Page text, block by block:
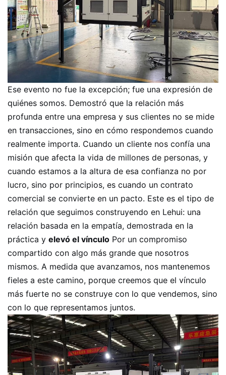
Ese evento no fue la excepción; fue una expresión de
quiénes somos. Demostró que la relación más
profunda entre una empresa y sus clientes no se mide
en transacciones, sino en cómo respondemos cuando
realmente importa. Cuando un cliente nos confía una
misión que afecta la vida de millones de personas, y
cuando estamos a la altura de esa confianza no por
lucro, sino por principios, es cuando un contrato
comercial se convierte en un pacto. Este es el tipo de
relación que seguimos construyendo en Lehui: una
relación basada en la empatía, demostrada en la
práctica y elevó el vínculo Por un compromiso
compartido con algo más grande que nosotros
mismos. A medida que avanzamos, nos mantenemos
fieles a este camino, porque creemos que el vínculo
más fuerte no se construye con lo que vendemos, sino
con lo que representamos juntos.